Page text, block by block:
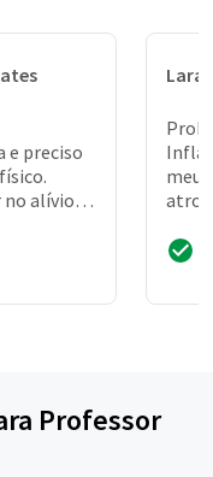
e preciso
no alívio
Lara
meu
Professor